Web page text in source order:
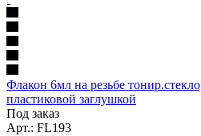
Флакон 6мл на резьбе
пластиковой заглушкой
Под заказ
Арт.: FL193